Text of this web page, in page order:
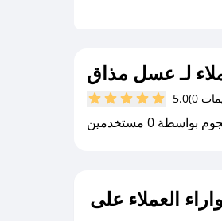
لـ عسل مذاق
5.0